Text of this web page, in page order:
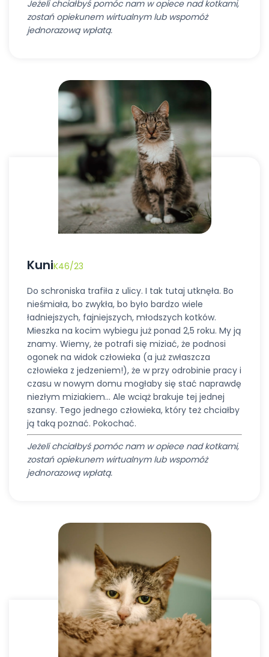
Jeżeli chciałbyś pomóc nam w opiece nad kotkami,
zostań opiekunem wirtualnym lub wspomóż
jednorazową wpłatą.
KuniK46/23
Do schroniska trafiła z ulicy. I tak tutaj utknęła. Bo
nieśmiała, bo zwykła, bo było bardzo wiele
ładniejszych, fajniejszych, młodszych kotków.
Mieszka na kocim wybiegu już ponad 2,5 roku. My ją
znamy. Wiemy, że potrafi się miziać, że podnosi
ogonek na widok człowieka (a już zwłaszcza
człowieka z jedzeniem!), że w przy odrobinie pracy i
czasu w nowym domu mogłaby się stać naprawdę
niezłym miziakiem… Ale wciąż brakuje tej jednej
szansy. Tego jednego człowieka, który też chciałby
ją taką poznać. Pokochać.
Jeżeli chciałbyś pomóc nam w opiece nad kotkami,
zostań opiekunem wirtualnym lub wspomóż
jednorazową wpłatą.